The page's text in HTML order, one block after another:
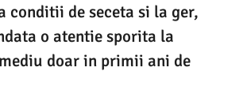
conditii de seceta si la ger,
o atentie sporita la
doar in primii ani de